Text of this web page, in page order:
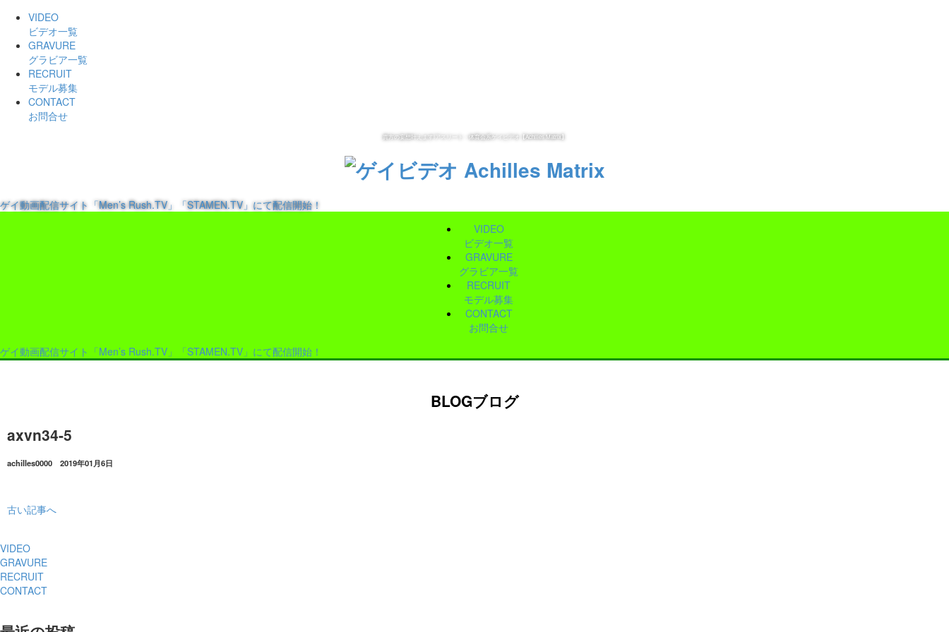
VIDEO
ビデオ一覧
GRAVURE
グラビア一覧
RECRUIT
モデル募集
CONTACT
お問合せ
貴方の妄想叶えます!アスリート・体育会系ゲイビデオ【Achilles Matrix】
ゲイ動画配信サイト「Men’s Rush.TV」「STAMEN.TV」にて配信開始！
VIDEO
ビデオ一覧
GRAVURE
グラビア一覧
RECRUIT
モデル募集
CONTACT
お問合せ
ゲイ動画配信サイト「Men’s Rush.TV」「STAMEN.TV」にて配信開始！
BLOGブログ
axvn34-5
achilles0000 2019年01月6日
古い記事へ
VIDEO
GRAVURE
RECRUIT
CONTACT